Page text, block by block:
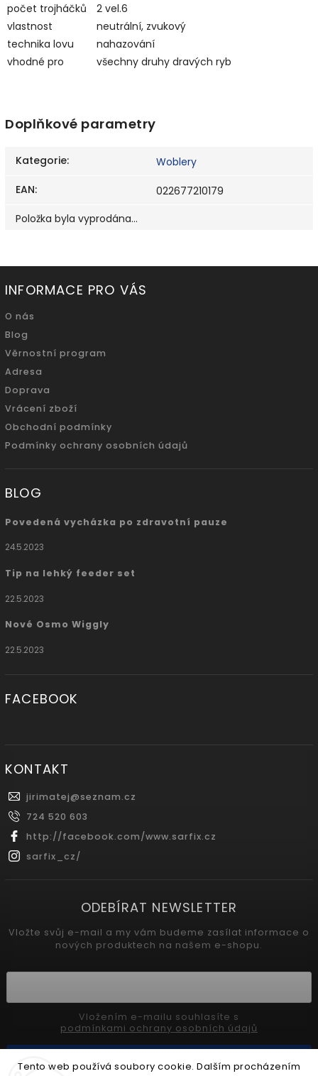
Tento web používá soubory cookie. Dalším procházením
počet trojháčků
2 vel.6
vlastnost
neutrální, zvukový
technika lovu
nahazování
vhodné pro
všechny druhy dravých ryb
Doplňkové parametry
Kategorie:
Woblery
EAN:
022677210179
Položka byla vyprodána…
INFORMACE PRO VÁS
O nás
Blog
Věrnostní program
Adresa
Doprava
Vrácení zboží
Obchodní podmínky
Podmínky ochrany osobních údajů
BLOG
Povedená vycházka po zdravotní pauze
24.5.2023
Tip na lehký feeder set
22.5.2023
Nové Osmo Wiggly
22.5.2023
FACEBOOK
KONTAKT
jirimatej@seznam.cz
724 520 603
http://facebook.com/www.sarfix.cz
sarfix_cz/
ODEBÍRAT NEWSLETTER
Vložte svůj e-mail a my vám budeme zasílat informace o
nových produktech na našem e-shopu.
podmínkami ochrany osobních údajů